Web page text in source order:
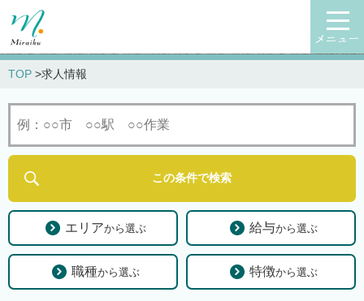
メニュー
TOP 求人情報
エリアから選ぶ 給与から選ぶ
職種から選ぶ 特徴から選ぶ